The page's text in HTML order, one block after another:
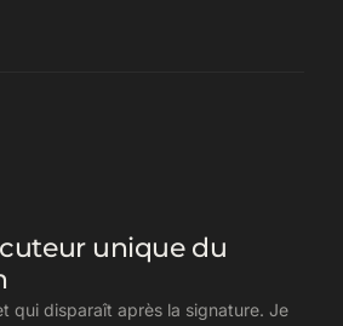
unique du
qui disparaît après la signature. Je